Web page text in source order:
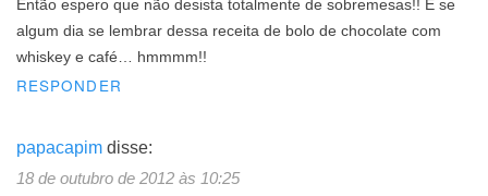
Então espero que não desista totalmente de sobremesas!! E se
algum dia se lembrar dessa receita de bolo de chocolate com
whiskey e café… hmmmm!!
RESPONDER
papacapim disse:
18 de outubro de 2012 às 10:25